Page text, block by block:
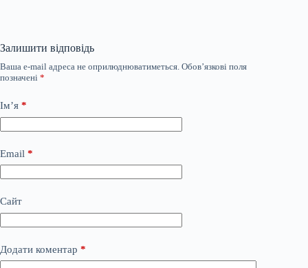
Залишити відповідь
Ваша e-mail адреса не оприлюднюватиметься. Обов’язкові поля
позначені *
Ім’я *
Email *
Сайт
Додати коментар *